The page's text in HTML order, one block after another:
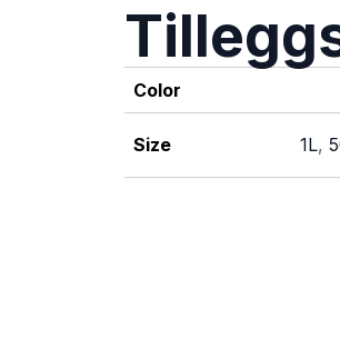
Color
Size 1L,